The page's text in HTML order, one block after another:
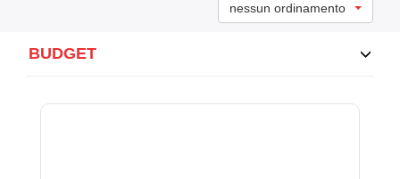
nessun ordinamento
BUDGET